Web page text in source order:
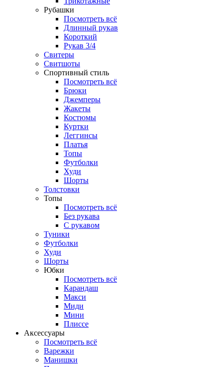
Рубашки
Посмотреть всё
Длинный рукав
Короткий
Рукав 3/4
Свитеры
Свитшоты
Спортивный стиль
Посмотреть всё
Брюки
Джемперы
Жакеты
Костюмы
Куртки
Леггинсы
Платья
Топы
Футболки
Худи
Шорты
Толстовки
Топы
Посмотреть всё
Без рукава
С рукавом
Туники
Футболки
Худи
Шорты
Юбки
Посмотреть всё
Карандаш
Макси
Миди
Мини
Плиссе
Аксессуары
Посмотреть всё
Варежки
Манишки